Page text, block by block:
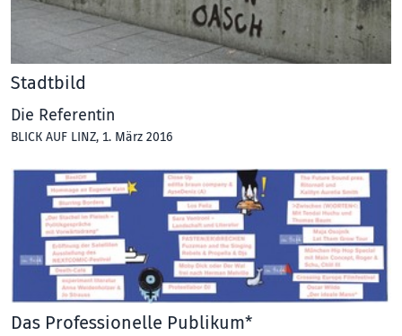
Stadtbild
Die Referentin
BLICK AUF LINZ, 1. März 2016
Das Professionelle Publikum*